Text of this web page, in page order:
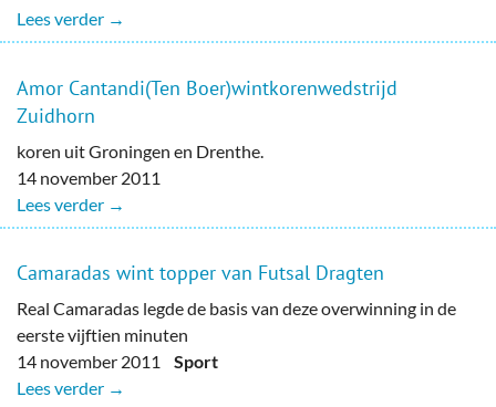
Lees verder →
Amor Cantandi(Ten Boer)wintkorenwedstrijd
Zuidhorn
koren uit Groningen en Drenthe.
14 november 2011
Lees verder →
Camaradas wint topper van Futsal Dragten
Real Camaradas legde de basis van deze overwinning in de
eerste vijftien minuten
14 november 2011 Sport
Lees verder →